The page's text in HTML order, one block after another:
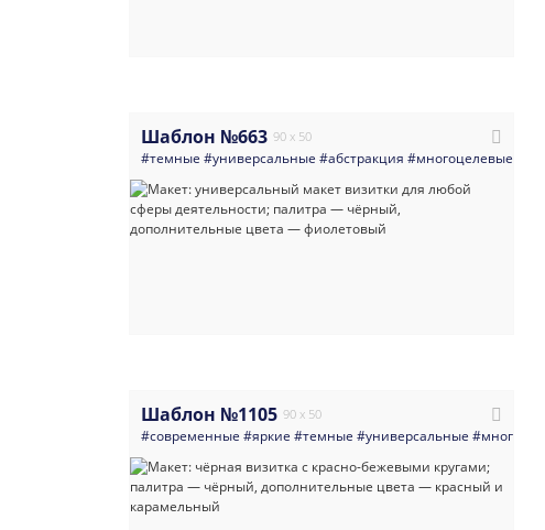
Шаблон №663 90 x 50
#темные #универсальные #абстракция #многоцелевые
Шаблон №1105 90 x 50
#современные #яркие #темные #универсальные